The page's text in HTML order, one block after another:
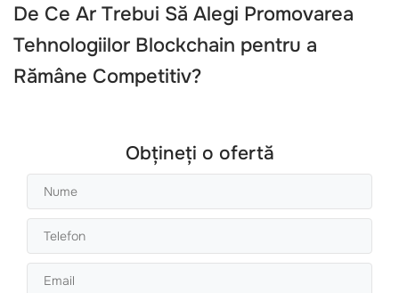
De Ce Ar Trebui Să Alegi Promovarea
Tehnologiilor Blockchain pentru a
Rămâne Competitiv?
Obțineți o ofertă